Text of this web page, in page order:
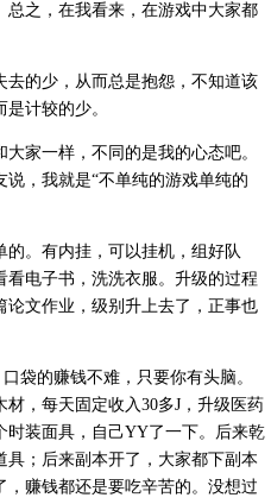
总之，在我看来，在游戏中大家都
的少，从而总是抱怨，不知道该
计较的少。
家一样，不同的是我的心态吧。
，我就是“不单纯的游戏单纯的
。有内挂，可以挂机，组好队
电子书，洗洗衣服。升级的过程
文作业，级别升上去了，正事也
袋的赚钱不难，只要你有头脑。
，每天固定收入30多J，升级医药
时装面具，自己YY了一下。后来乾
；后来副本开了，大家都下副本
赚钱都还是要吃辛苦的。没想过